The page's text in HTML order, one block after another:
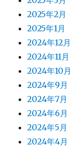
アーカイブ
2026年7月
2026年6月
2026年5月
2026年4月
2026年3月